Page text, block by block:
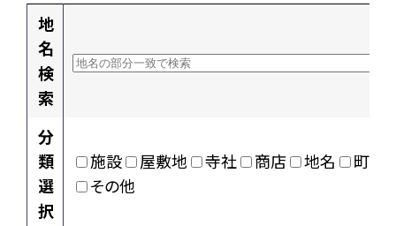
地
名
検
索
分
類
選
択
施設 屋敷地 寺社 商店 地名
町村
その他